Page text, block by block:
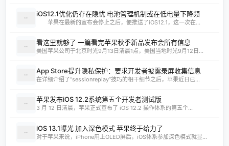
iOS12.1优化仍存在隐忧 电池管理机制或在低电量下降频
苹果在最新的宣布会停止之后，便推送了iOS12.1，这一次在...
看这里就够了 一篇看完苹果秋季新品发布会所有信息
美国苹果公司于北京时光9月13日清晨1点，美国当地时光9月12日...
App Store提升隐私保护：要求开发者披露录屏收集信息
在详细介绍了“sessionreplay”技巧的相干细节之后，苹果近日已...
苹果发布iOS 12.2系统第五个开发者测试版
3 月 12 日清晨，苹果正式宣布了 iOS 12.2 操作体系的第五个...
iOS 13.1曝光 加入深色模式 苹果终于给力了
对于苹果来说，iPhone用上OLED屏后，iOS体系参加深色模式就显...